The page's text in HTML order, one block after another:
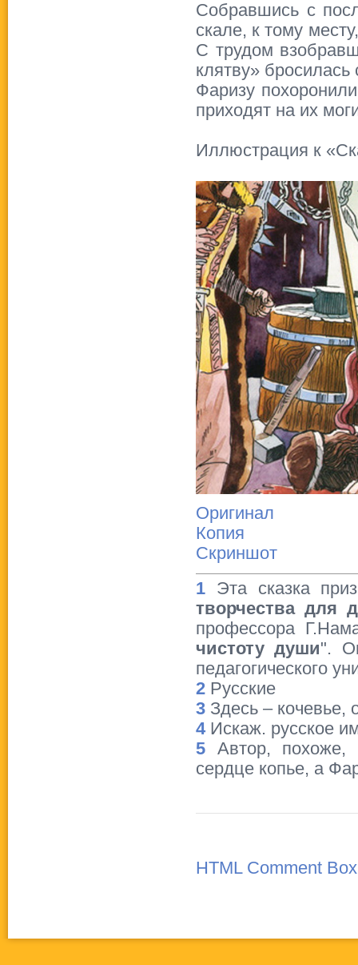
Собравшись с
скале, к тому
С трудом
клятву» бросилась
Фаризу
приходят на их
Иллюстрация к
Оригинал
Копия
Скриншот
1 Эта сказка
творчества для
профессора
чистоту души".
педагогического
2 Русские
3 Здесь – кочевье,
4 Искаж. русское
5 Автор, похоже,
сердце копье, а
HTML Comment Box